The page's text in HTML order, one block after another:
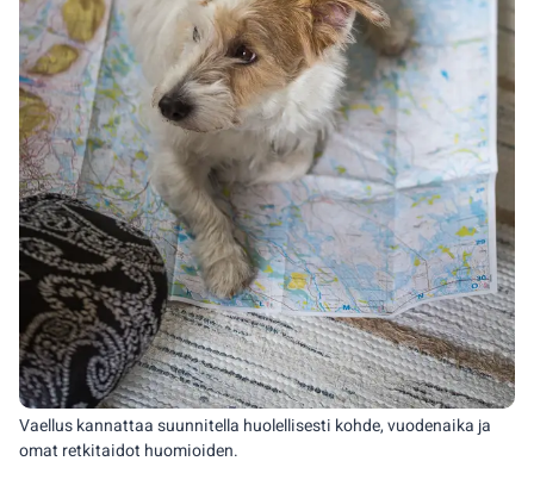
Vaellus kannattaa suunnitella huolellisesti kohde, vuodenaika ja
omat retkitaidot huomioiden.